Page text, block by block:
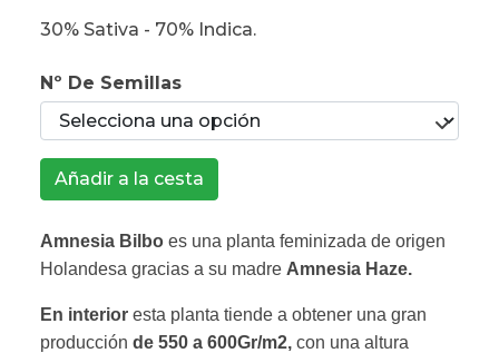
30% Sativa - 70% Indica.
Nº De Semillas
Añadir a la cesta
Amnesia Bilbo es una planta feminizada de origen
Holandesa gracias a su madre Amnesia Haze.
En interior esta planta tiende a obtener una gran
producción de 550 a 600Gr/m2, con una altura